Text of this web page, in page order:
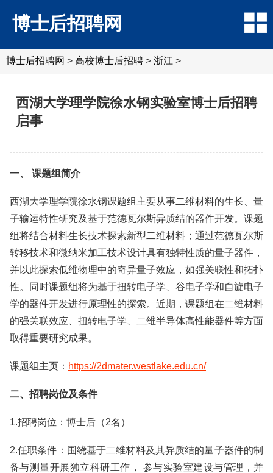
博士后招聘网
博士后招聘网 > 高校博士后招聘 > 浙江 >
西湖大学理学院徐水钢实验室博士后招聘
启事
一、 课题组简介
西湖大学理学院徐水钢课题组主要从事二维材料的生长、量
子输运特性研究及基于范德瓦尔斯异质结的器件开发。课题
组将结合材料生长技术探索新型二维材料；通过范德瓦尔斯
转移技术和微纳米加工技术设计具有独特性质的量子器件，
并以此探索低维物理中的奇异量子效应，如强关联性和拓扑
性。同时课题组将为基于扭转电子学、谷电子学和自旋电子
学的器件开发进行原理性的探索。近期，课题组在二维材料
的强关联效应、扭转电子学、二维半导体高性能器件等方面
取得重要研究成果。
课题组主页： https://2dmater.westlake.edu.cn/
二、招聘岗位及条件
1.招聘岗位：博士后（2名）
2.任职条件：围绕基于二维材料及其异质结的量子器件的制
备与测量开展独立科研工作， 参与实验室建设与管理，并